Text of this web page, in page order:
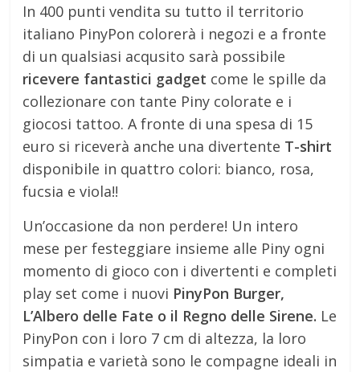
In 400 punti vendita su tutto il territorio
italiano PinyPon colorerà i negozi e a fronte
di un qualsiasi acqusito sarà possibile
ricevere fantastici gadget come le spille da
collezionare con tante Piny colorate e i
giocosi tattoo. A fronte di una spesa di 15
euro si riceverà anche una divertente T-shirt
disponibile in quattro colori: bianco, rosa,
fucsia e viola!!
Un’occasione da non perdere! Un intero
mese per festeggiare insieme alle Piny ogni
momento di gioco con i divertenti e completi
play set come i nuovi PinyPon Burger,
L’Albero delle Fate o il Regno delle Sirene. Le
PinyPon con i loro 7 cm di altezza, la loro
simpatia e varietà sono le compagne ideali in